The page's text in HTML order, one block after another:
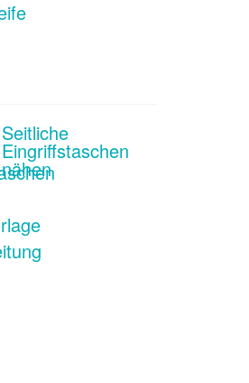
Seitliche
Eingriffstaschen
nähen